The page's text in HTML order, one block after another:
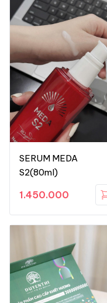
SERUM MEDA
S2(80ml)
1.450.000